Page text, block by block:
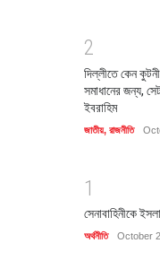
2
দিল্লীতে কেন
সমাধানের জন্য,
ইবরাহিম
জাতীয়, রাজনীতি
1
সেনাবাহিনীকে
অর্থনীতি October